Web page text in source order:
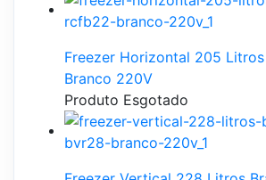
Freezer Horizontal 205 Litros
Branco 220V
Produto Esgotado